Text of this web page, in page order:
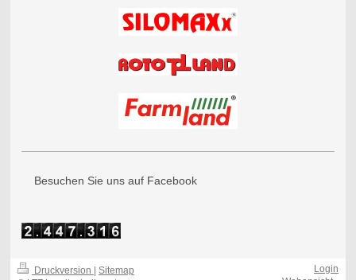
Besuchen Sie uns auf Facebook
Druckversion | Sitemap
Login